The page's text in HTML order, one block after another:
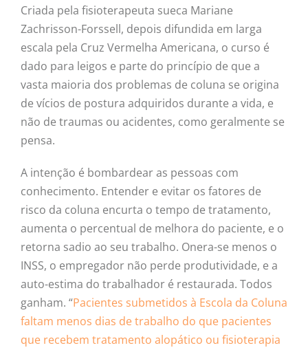
Criada pela fisioterapeuta sueca Mariane
Zachrisson-Forssell, depois difundida em larga
escala pela Cruz Vermelha Americana, o curso é
dado para leigos e parte do princípio de que a
vasta maioria dos problemas de coluna se origina
de vícios de postura adquiridos durante a vida, e
não de traumas ou acidentes, como geralmente se
pensa.
A intenção é bombardear as pessoas com
conhecimento. Entender e evitar os fatores de
risco da coluna encurta o tempo de tratamento,
aumenta o percentual de melhora do paciente, e o
retorna sadio ao seu trabalho. Onera-se menos o
INSS, o empregador não perde produtividade, e a
auto-estima do trabalhador é restaurada. Todos
ganham. “Pacientes submetidos à Escola da Coluna
faltam menos dias de trabalho do que pacientes
que recebem tratamento alopático ou fisioterapia